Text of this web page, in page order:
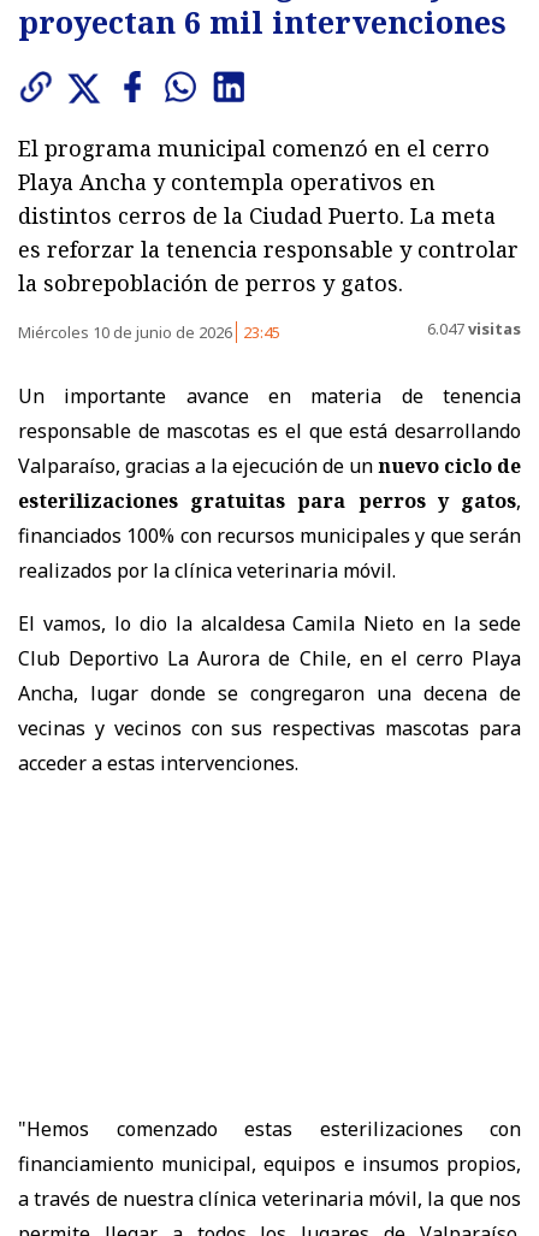
proyectan 6 mil intervenciones
El programa municipal comenzó en el cerro
Playa Ancha y contempla operativos en
distintos cerros de la Ciudad Puerto. La meta
es reforzar la tenencia responsable y controlar
la sobrepoblación de perros y gatos.
Miércoles 10 de junio de 2026 23:45 6.047visitas
Un importante avance en materia de tenencia
responsable de mascotas es el que está desarrollando
Valparaíso, gracias a la ejecución de unnuevo ciclo de
esterilizaciones gratuitas para perros y gatos,
financiados 100% con recursos municipales y que serán
realizados por la clínica veterinaria móvil.
El vamos, lo dio la alcaldesa Camila Nieto en la sede
Club Deportivo La Aurora de Chile, en el cerro Playa
Ancha, lugar donde se congregaron una decena de
vecinas y vecinos con sus respectivas mascotas para
acceder a estas intervenciones.
"Hemos comenzado estas esterilizaciones con
financiamiento municipal, equipos e insumos propios,
a través de nuestra clínica veterinaria móvil, la que nos